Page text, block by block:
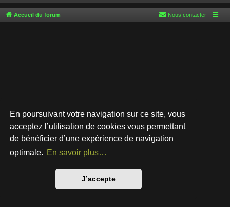
En poursuivant votre navigation sur ce site, vous
acceptez l’utilisation de cookies vous permettant
de bénéficier d’une expérience de navigation
optimale. En savoir plus…
J’accepte
Accueil du forum Nous contacter
Développé parphpBB® Forum Software © phpBB Limited
Style par
Traduction française officielle